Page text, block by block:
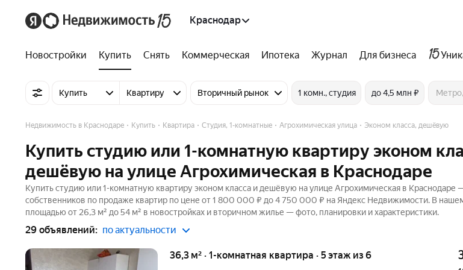
Краснодар
Новостройки Купить Снять Коммерческая Ипотека Журнал Для бизнеса
Купить Квартиру Вторичный рынок 1 комн., студия до 4,5 млн ₽
Недвижимость в Краснодаре Купить Квартира Студия, 1-комнатные Агрохимическая улица Эконом класса, дешёвую
Купить студию или 1-комнатную квартиру эконом
дешёвую на улице Агрохимическая в Краснодаре
Купить студию или 1-комнатную квартиру эконом класса и дешёвую на улице Агрохимическая в Краснодаре
собственников по продаже квартир по цене от 1 800 000 ₽ до 4 750 000 ₽ на Яндекс Недвижимости. В
площадью от 26,3 м² до 54 м² в новостройках и вторичном жилье — фото, планировки и характеристики.
29 объявлений: по актуальности
36,3 м² · 1-комнатная квартира · 5 этаж из 6